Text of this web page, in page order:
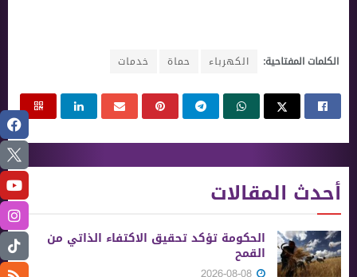
الكلمات المفتاحية: الكهرباء حماة خدمات
أحدث المقالات
الحكومة تؤكد تحقيق الاكتفاء الذاتي من
القمح